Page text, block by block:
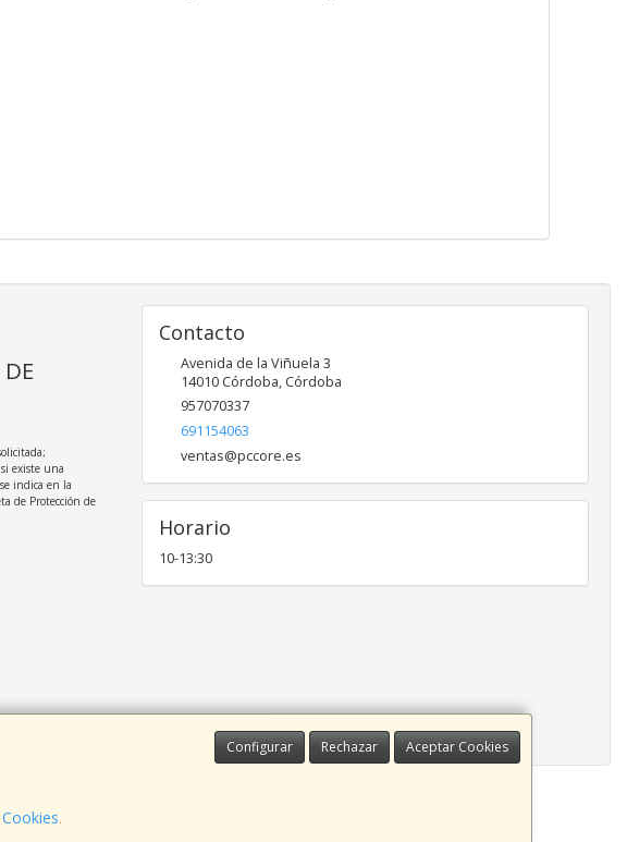
Configurar Rechazar Aceptar Cookies
.
existe una
indica en la
de Protección de
Contacto
Avenida de la Viñuela 3
14010 Córdoba, Córdoba
957070337
691154063
ventas@pccore.es
Horario
10-13:30